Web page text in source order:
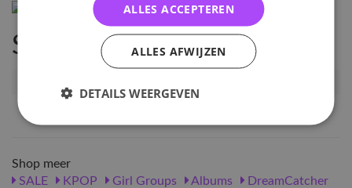
Specificaties
Shop meer
SALE
KPOP Girl Groups Albums
DreamCatcher
ALLES ACCEPTEREN
ALLES AFWIJZEN
DETAILS WEERGEVEN